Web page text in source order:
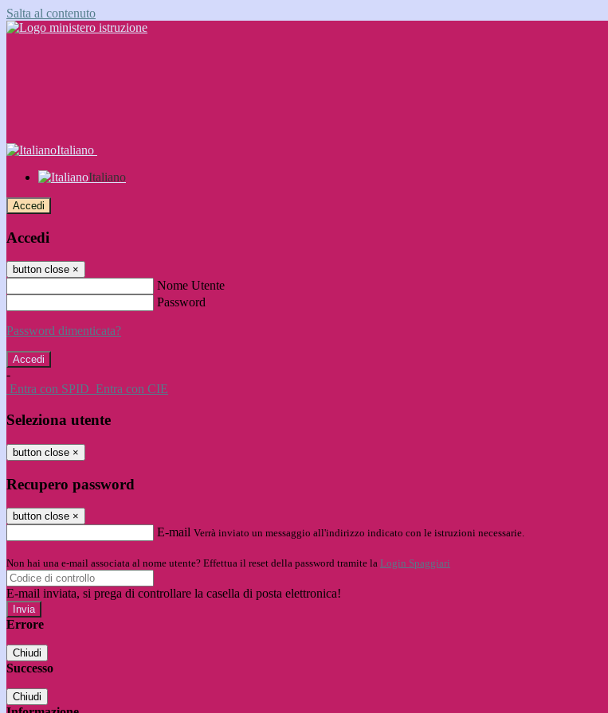
Salta al contenuto
Italiano
Italiano
Accedi
Accedi
button close ×
Nome Utente
Password
Password dimenticata?
-
Entra con SPID Entra con CIE
Seleziona utente
button close ×
Recupero password
button close ×
E-mail Verrà inviato un messaggio all'indirizzo indicato con le istruzioni necessarie.
Non hai una e-mail associata al nome utente? Effettua il reset della password tramite la Login Spaggiari
E-mail inviata, si prega di controllare la casella di posta elettronica!
Errore
Chiudi
Successo
Chiudi